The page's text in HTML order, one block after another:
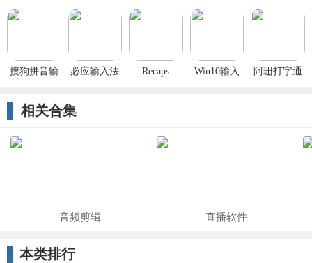
字员软件
入法
法
入法官方下
载PC免费版
搜狗拼音输
必应输入法
Recaps
Win10输入
阿珊打字通
相关合集
音频剪辑 直播软件
本类排行